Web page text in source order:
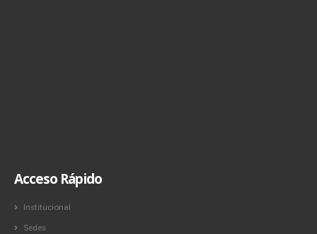
Acceso Rápido
Institucional
Sedes